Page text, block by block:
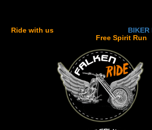
Ride with us BIKER
Free Spirit Run